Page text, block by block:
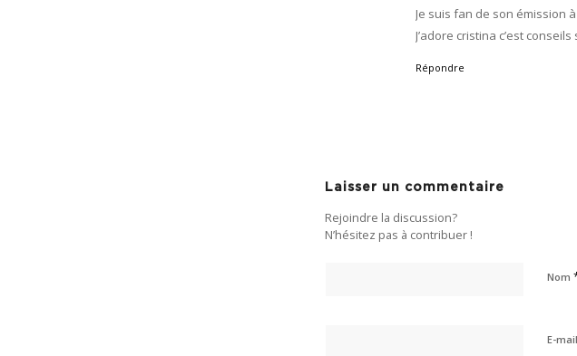
Je suis fan de son émission à
J’adore cristina c’est
Répondre
Laisser un commentaire
Rejoindre la discussion?
N’hésitez pas à contribuer !
Nom
E-